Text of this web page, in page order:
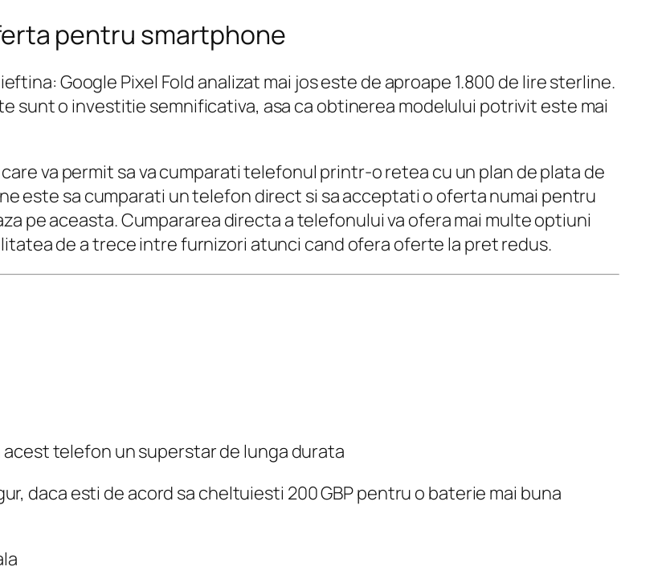
pentru smartphone
Google Pixel Fold analizat mai jos este de aproape 1.800 de lire sterline.
sunt o investitie semnificativa, asa ca obtinerea modelului potrivit este mai
va permit sa va cumparati telefonul printr-o retea cu un plan de plata de
este sa cumparati un telefon direct si sa acceptati o oferta numai pentru
pe aceasta. Cumpararea directa a telefonului va ofera mai multe optiuni
de a trece intre furnizori atunci cand ofera oferte la pret redus.
telefon un superstar de lunga durata
daca esti de acord sa cheltuiesti 200 GBP pentru o baterie mai buna